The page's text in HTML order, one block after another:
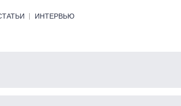
ИНТЕРВЬЮ